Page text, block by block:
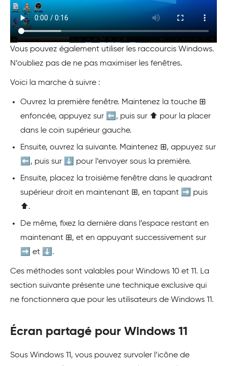
Vous pouvez également utiliser les raccourcis Windows.
N’oubliez pas de ne pas maximiser les fenêtres.
Voici la marche à suivre :
Ouvrez la première fenêtre. Maintenez la touche ⊞
enfoncée, appuyez sur ⬅️, puis sur ⬆️ pour la placer
dans le coin supérieur gauche.
Ensuite, ouvrez la suivante. Maintenez ⊞, appuyez sur
⬅️, puis sur ⬇️ pour l’envoyer sous la première.
Ensuite, placez la troisième fenêtre dans le quadrant
supérieur droit en maintenant ⊞, en tapant ➡️ puis
⬆️.
De même, fixez la dernière dans l’espace restant en
maintenant ⊞, et en appuyant successivement sur
➡️ et ⬇️.
Ces méthodes sont valables pour Windows 10 et 11. La
section suivante présente une technique exclusive qui
ne fonctionnera que pour les utilisateurs de Windows 11.
Écran partagé pour Windows 11
Sous Windows 11, vous pouvez survoler l’icône de